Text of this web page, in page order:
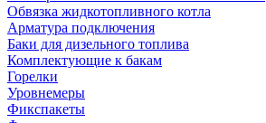
Обвязка жидкотопливного котла
Арматура подключения
Баки для дизельного топлива
Комплектующие к бакам
Горелки
Уровнемеры
Фикспакеты